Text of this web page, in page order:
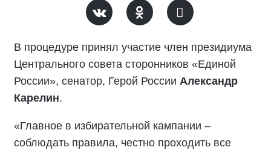
В процедуре принял участие член президиума
Центрального совета сторонников «Единой
России», сенатор, Герой России Александр
Карелин.
«Главное в избирательной кампании –
соблюдать правила, честно проходить все